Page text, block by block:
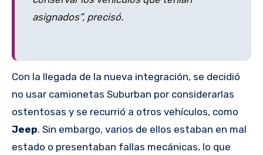
asignados”, precisó.
Con la llegada de la nueva integración, se decidió
no usar camionetas Suburban por considerarlas
ostentosas y se recurrió a otros vehículos, como
Jeep. Sin embargo, varios de ellos estaban en mal
estado o presentaban fallas mecánicas, lo que